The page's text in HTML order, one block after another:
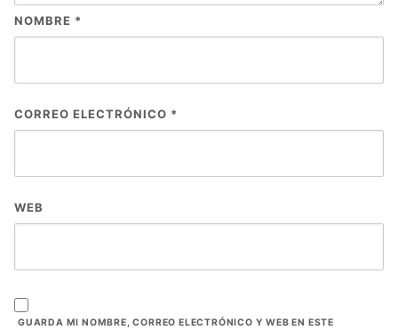
NOMBRE *
CORREO ELECTRÓNICO *
WEB
GUARDA MI NOMBRE, CORREO ELECTRÓNICO Y WEB EN ESTE